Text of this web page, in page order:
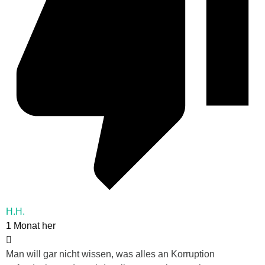
H.H.
1 Monat her
Man will gar nicht wissen, was alles an Korruption